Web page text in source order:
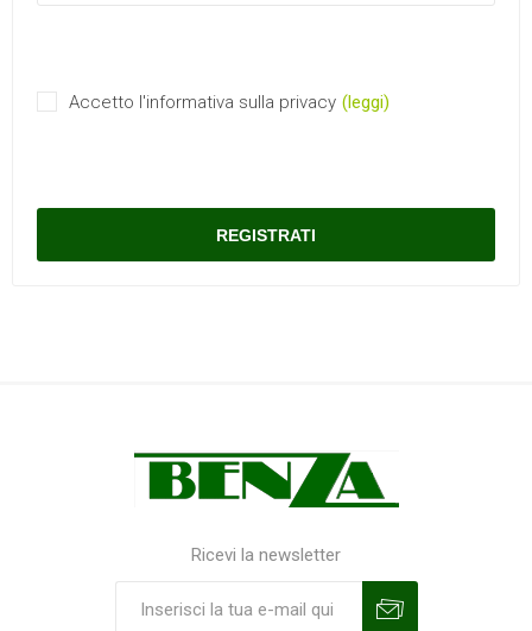
Accetto l'informativa sulla privacy (leggi)
Ricevi la newsletter